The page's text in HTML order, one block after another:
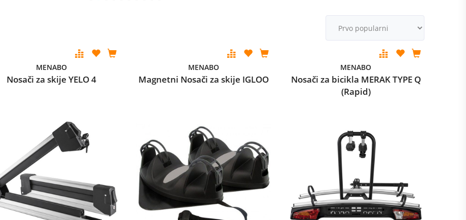
MENABO
Nosači za skije YELO 4
MENABO
Magnetni Nosači za skije IGLOO
MENABO
Nosači za bicikla MERAK TYPE Q
(Rapid)